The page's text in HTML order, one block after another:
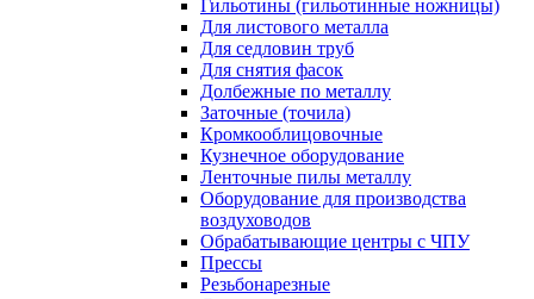
Гильотины (гильотинные ножницы)
Для листового металла
Для седловин труб
Для снятия фасок
Долбежные по металлу
Заточные (точила)
Кромкооблицовочные
Кузнечное оборудование
Ленточные пилы металлу
Оборудование для производства
воздуховодов
Обрабатывающие центры с ЧПУ
Прессы
Резьбонарезные